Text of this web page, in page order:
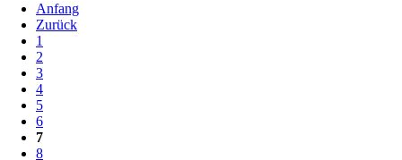
Anfang
Zurück
1
2
3
4
5
6
7
8